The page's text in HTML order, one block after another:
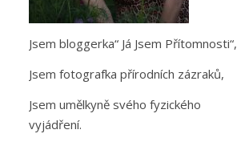
Jsem bloggerka“ Já Jsem Přítomnosti“,
Jsem fotografka přírodních zázraků,
Jsem umělkyně svého fyzického
vyjádření.